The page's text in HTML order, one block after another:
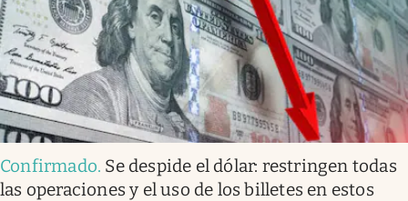
Confirmado. Se despide el dólar: restringen todas
las operaciones y el uso de los billetes en estos